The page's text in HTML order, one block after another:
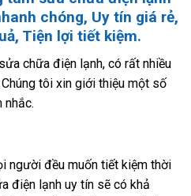
chóng, Uy tín giá rẻ,
Tiện lợi tiết kiệm.
chữa điện lạnh, có rất nhiều
tôi xin giới thiệu một số
nhắc.
người đều muốn tiết kiệm thời
điện lạnh uy tín sẽ có khả